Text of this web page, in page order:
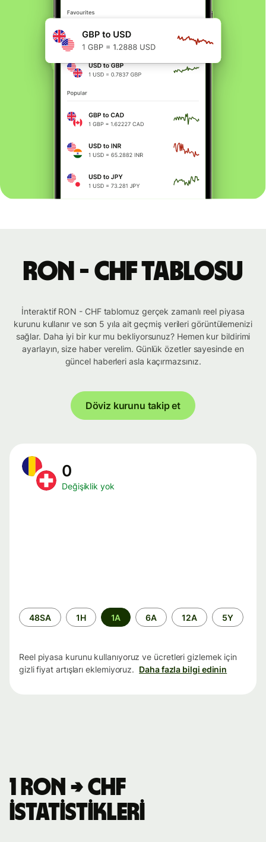
RON - CHF tablosu
İnteraktif RON - CHF tablomuz gerçek zamanlı reel piyasa
kurunu kullanır ve son 5 yıla ait geçmiş verileri görüntülemenizi
sağlar. Daha iyi bir kur mu bekliyorsunuz? Hemen kur bildirimi
ayarlayın, size haber verelim. Günlük özetler sayesinde en
güncel haberleri asla kaçırmazsınız.
Döviz kurunu takip et
0
Değişiklik yok
Zaman
aralığı
48SA 1H 1A 6A 12A 5Y
Reel piyasa kurunu kullanıyoruz ve ücretleri gizlemek için
gizli fiyat artışları eklemiyoruz. Daha fazla bilgi edinin
1 RON → CHF
istatistikleri